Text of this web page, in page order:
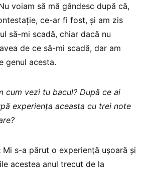
voiam să mă gândesc după că,
ce-ar fi fost, și am zis
să-mi scadă, chiar dacă nu
de ce să-mi scadă, dar am
genul acesta.
cum vezi tu bacul? După ce ai
experiența aceasta cu trei note
Mi s-a părut o experiență ușoară și
acestea anul trecut de la